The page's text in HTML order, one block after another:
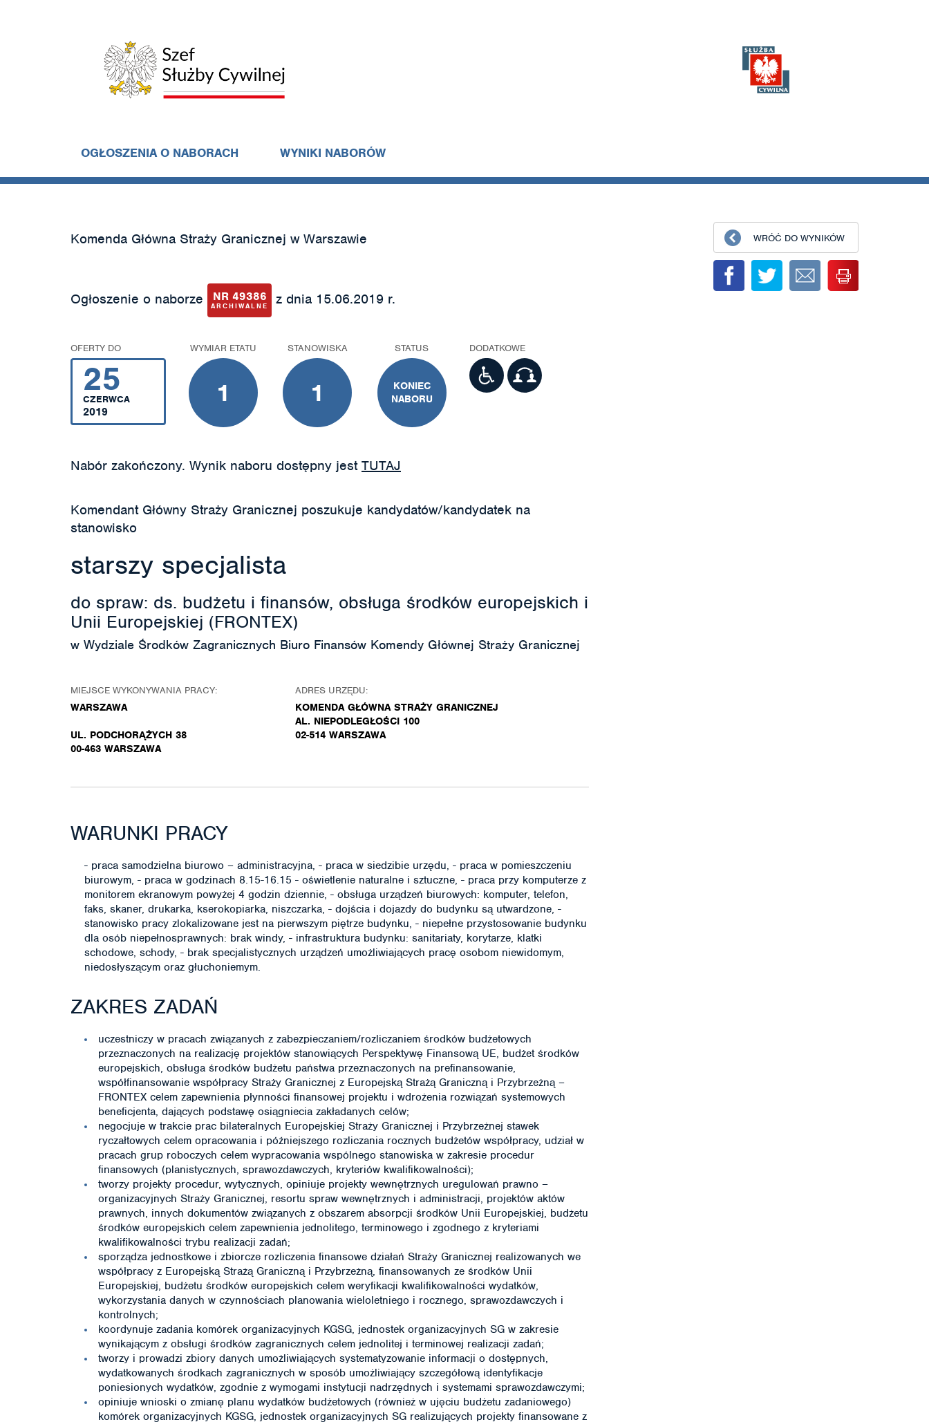
OGŁOSZENIA O NABORACH WYNIKI NABORÓW
Komenda Główna Straży Granicznej w Warszawie
Ogłoszenie o naborze NR 49386
ARCHIWALNE z dnia 15.06.2019 r.
OFERTY DO
25
CZERWCA
2019
WYMIAR ETATU
1
STANOWISKA
1
STATUS
KONIEC
NABORU
DODATKOWE
Nabór zakończony. Wynik naboru dostępny jest TUTAJ
Komendant Główny Straży Granicznej poszukuje kandydatów/kandydatek na
stanowisko
starszy specjalista
do spraw: ds. budżetu i finansów, obsługa środków europejskich i
Unii Europejskiej (FRONTEX)
w Wydziale Środków Zagranicznych Biuro Finansów Komendy Głównej Straży Granicznej
MIEJSCE WYKONYWANIA PRACY:
WARSZAWA
UL. PODCHORĄŻYCH 38
00-463 WARSZAWA
ADRES URZĘDU:
KOMENDA GŁÓWNA STRAŻY GRANICZNEJ
AL. NIEPODLEGŁOŚCI 100
02-514 WARSZAWA
WARUNKI PRACY
- praca samodzielna biurowo – administracyjna, - praca w siedzibie urzędu, - praca w pomieszczeniu
biurowym, - praca w godzinach 8.15-16.15 - oświetlenie naturalne i sztuczne, - praca przy komputerze z
monitorem ekranowym powyżej 4 godzin dziennie, - obsługa urządzeń biurowych: komputer, telefon,
faks, skaner, drukarka, kserokopiarka, niszczarka, - dojścia i dojazdy do budynku są utwardzone, -
stanowisko pracy zlokalizowane jest na pierwszym piętrze budynku, - niepełne przystosowanie budynku
dla osób niepełnosprawnych: brak windy, - infrastruktura budynku: sanitariaty, korytarze, klatki
schodowe, schody, - brak specjalistycznych urządzeń umożliwiających pracę osobom niewidomym,
niedosłyszącym oraz głuchoniemym.
ZAKRES ZADAŃ
uczestniczy w pracach związanych z zabezpieczaniem/rozliczaniem środków budżetowych
przeznaczonych na realizację projektów stanowiących Perspektywę Finansową UE, budżet środków
europejskich, obsługa środków budżetu państwa przeznaczonych na prefinansowanie,
współfinansowanie współpracy Straży Granicznej z Europejską Strażą Graniczną i Przybrzeżną –
FRONTEX celem zapewnienia płynności finansowej projektu i wdrożenia rozwiązań systemowych
beneficjenta, dających podstawę osiągniecia zakładanych celów;
negocjuje w trakcie prac bilateralnych Europejskiej Straży Granicznej i Przybrzeżnej stawek
ryczałtowych celem opracowania i późniejszego rozliczania rocznych budżetów współpracy, udział w
pracach grup roboczych celem wypracowania wspólnego stanowiska w zakresie procedur
finansowych (planistycznych, sprawozdawczych, kryteriów kwalifikowalności);
tworzy projekty procedur, wytycznych, opiniuje projekty wewnętrznych uregulowań prawno –
organizacyjnych Straży Granicznej, resortu spraw wewnętrznych i administracji, projektów aktów
prawnych, innych dokumentów związanych z obszarem absorpcji środków Unii Europejskiej, budżetu
środków europejskich celem zapewnienia jednolitego, terminowego i zgodnego z kryteriami
kwalifikowalności trybu realizacji zadań;
sporządza jednostkowe i zbiorcze rozliczenia finansowe działań Straży Granicznej realizowanych we
współpracy z Europejską Strażą Graniczną i Przybrzeżną, finansowanych ze środków Unii
Europejskiej, budżetu środków europejskich celem weryfikacji kwalifikowalności wydatków,
wykorzystania danych w czynnościach planowania wieloletniego i rocznego, sprawozdawczych i
kontrolnych;
koordynuje zadania komórek organizacyjnych KGSG, jednostek organizacyjnych SG w zakresie
wynikającym z obsługi środków zagranicznych celem jednolitej i terminowej realizacji zadań;
tworzy i prowadzi zbiory danych umożliwiających systematyzowanie informacji o dostępnych,
wydatkowanych środkach zagranicznych w sposób umożliwiający szczegółową identyfikacje
poniesionych wydatków, zgodnie z wymogami instytucji nadrzędnych i systemami sprawozdawczymi;
opiniuje wnioski o zmianę planu wydatków budżetowych (również w ujęciu budżetu zadaniowego)
komórek organizacyjnych KGSG, jednostek organizacyjnych SG realizujących projekty finansowane z
WRÓĆ DO WYNIKÓW